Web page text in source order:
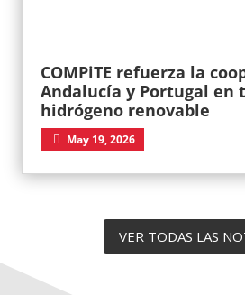
COMPiTE refuerza la
Andalucía y Portugal en
hidrógeno renovable
May 19, 2026
VER TODAS LAS